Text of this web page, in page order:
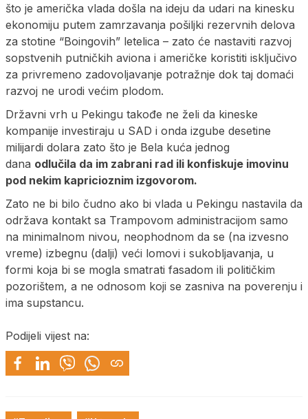
što je američka vlada došla na ideju da udari na kinesku
ekonomiju putem zamrzavanja pošiljki rezervnih delova
za stotine “Boingovih” letelica – zato će nastaviti razvoj
sopstvenih putničkih aviona i američke koristiti isključivo
za privremeno zadovoljavanje potražnje dok taj domaći
razvoj ne urodi većim plodom.
Državni vrh u Pekingu takođe ne želi da kineske
kompanije investiraju u SAD i onda izgube desetine
milijardi dolara zato što je Bela kuća jednog
dana odlučila da im zabrani rad ili konfiskuje imovinu
pod nekim kapricioznim izgovorom.
Zato ne bi bilo čudno ako bi vlada u Pekingu nastavila da
održava kontakt sa Trampovom administracijom samo
na minimalnom nivou, neophodnom da se (na izvesno
vreme) izbegnu (dalji) veći lomovi i sukobljavanja, u
formi koja bi se mogla smatrati fasadom ili političkim
pozorištem, a ne odnosom koji se zasniva na poverenju i
ima supstancu.
Podijeli vijest na: